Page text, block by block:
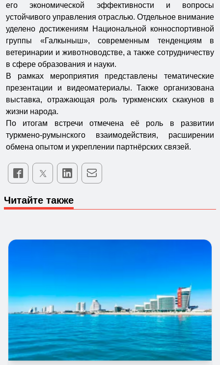
его экономической эффективности и вопросы
устойчивого управления отраслью. Отдельное внимание
уделено достижениям Национальной конноспортивной
группы «Галкыныш», современным тенденциям в
ветеринарии и животноводстве, а также сотрудничеству
в сфере образования и науки.
В рамках мероприятия представлены тематические
презентации и видеоматериалы. Также организована
выставка, отражающая роль туркменских скакунов в
жизни народа.
По итогам встречи отмечена её роль в развитии
туркмено-румынского взаимодействия, расширении
обмена опытом и укреплении партнёрских связей.
Читайте также